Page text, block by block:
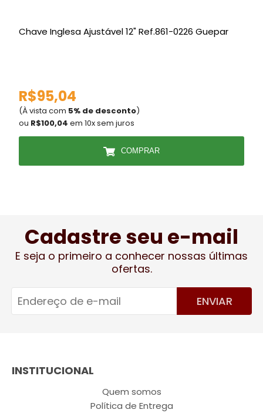
Chave Inglesa Ajustável 12" Ref.861-0226 Guepar
R$95,04
(À vista com 5% de desconto)
ou R$100,04 em 10x sem juros
COMPRAR
Cadastre seu e-mail
E seja o primeiro a conhecer nossas últimas
ofertas.
ENVIAR
INSTITUCIONAL
Quem somos
Política de Entrega